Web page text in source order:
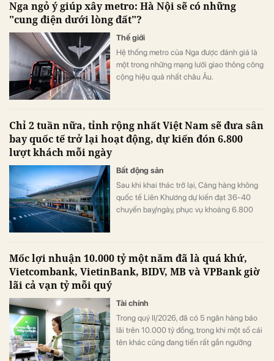
Nga ngỏ ý giúp xây metro: Hà Nội sẽ có những
"cung điện dưới lòng đất"?
Thế giới
Hệ thống metro của Nga được đánh giá là
một trong những mạng lưới giao thông công
cộng hiệu quả nhất châu Âu.
Chỉ 2 tuần nữa, tỉnh rộng nhất Việt Nam sẽ đưa sân
bay quốc tế trở lại hoạt động, dự kiến đón 6.800
lượt khách mỗi ngày
Bất động sản
Sau khi khai thác trở lại, Cảng hàng không
quốc tế Liên Khương dự kiến đạt 36-40
chuyến bay/ngày, phục vụ khoảng 6.800
Mốc lợi nhuận 10.000 tỷ một năm đã là quá khứ,
Vietcombank, VietinBank, BIDV, MB và VPBank giờ
lãi cả vạn tỷ mỗi quý
Tài chính
Trong quý II/2026, đã có 5 ngân hàng báo
lãi trên 10.000 tỷ đồng, trong khi một số cái
tên khác cũng đang tiến rất gần ngưỡng